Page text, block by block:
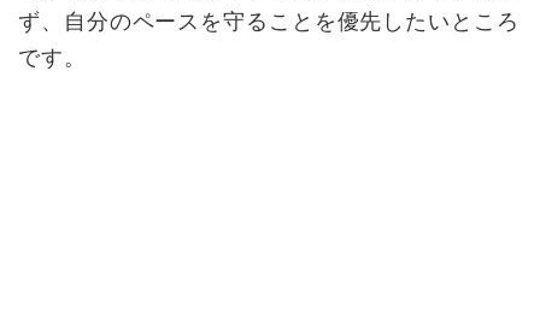
ず、自分のペースを守ることを優先したいところ
です。